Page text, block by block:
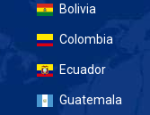
Bolivia
Colombia
Ecuador
Guatemala